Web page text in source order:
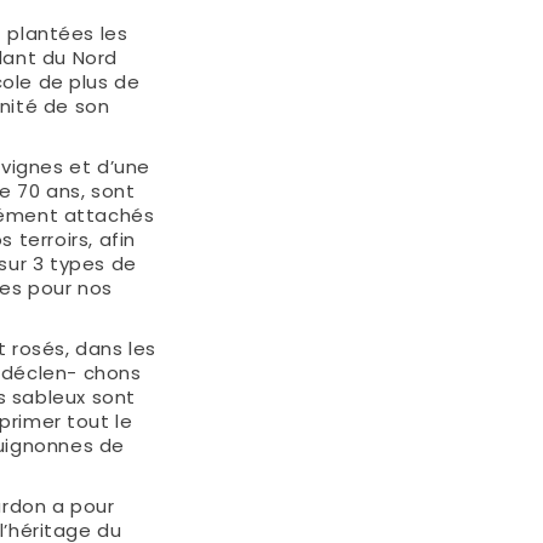
plantées les
du Nord
de plus de
de son
et d’une
70 ans, sont
attachés
terroirs, afin
3 types de
pour nos
rosés, dans les
chons
sableux sont
tout le
de
a pour
du